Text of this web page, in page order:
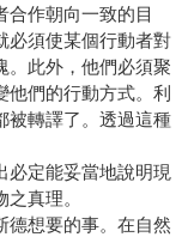
合作朝向一致的目
必須使某個行動者對
。此外，他們必須聚
們的行動方式。利
被轉譯了。透過這種
定能妥當地說明現
真理。
想要的事。在自然